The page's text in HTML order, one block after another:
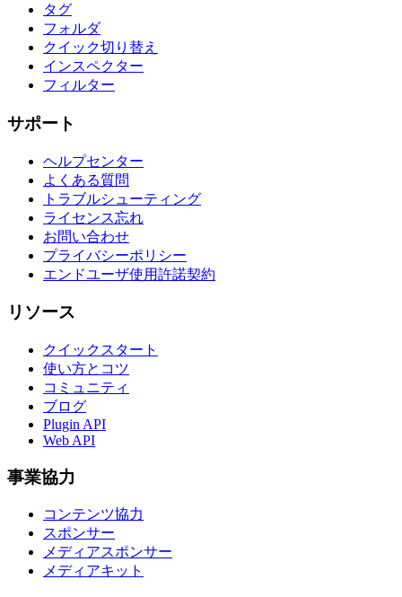
タグ
フォルダ
クイック切り替え
インスペクター
フィルター
サポート
ヘルプセンター
よくある質問
トラブルシューティング
ライセンス忘れ
お問い合わせ
プライバシーポリシー
エンドユーザ使用許諾契約
リソース
クイックスタート
使い方とコツ
コミュニティ
ブログ
Plugin API
Web API
事業協力
コンテンツ協力
スポンサー
メディアスポンサー
メディアキット